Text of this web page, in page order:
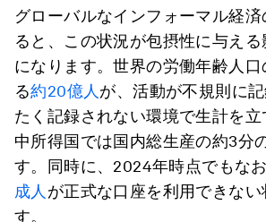
グローバルなインフォーマル経
ると、この状況が包摂性に与え
になります。世界の労働年齢人
る約20億人 が、活動が不規則に
たく記録されない環境で生計を立
中所得国では国内総生産の約3分
す。同時に、2024年時点でもな
成人 が正式な口座を利用できない
す。